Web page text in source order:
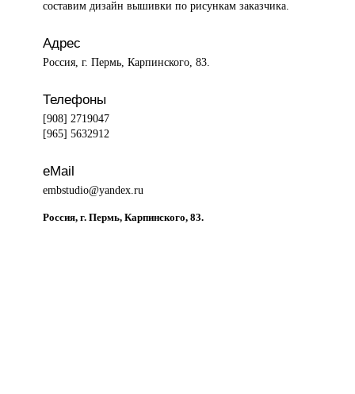
составим дизайн вышивки по рисункам заказчика.
Адрес
Россия, г. Пермь, Карпинского, 83.
Телефоны
[908] 2719047
[965] 5632912
eMail
embstudio@yandex.ru
Россия, г. Пермь, Карпинского, 83.